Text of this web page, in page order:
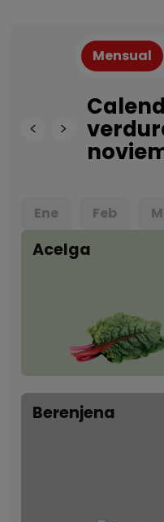
< >
Mensual
Ene Feb
Acelga
Berenjena